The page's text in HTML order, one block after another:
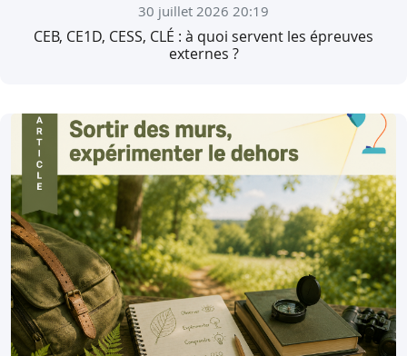
30 juillet 2026 20:19
CEB, CE1D, CESS, CLÉ : à quoi servent les épreuves
externes ?